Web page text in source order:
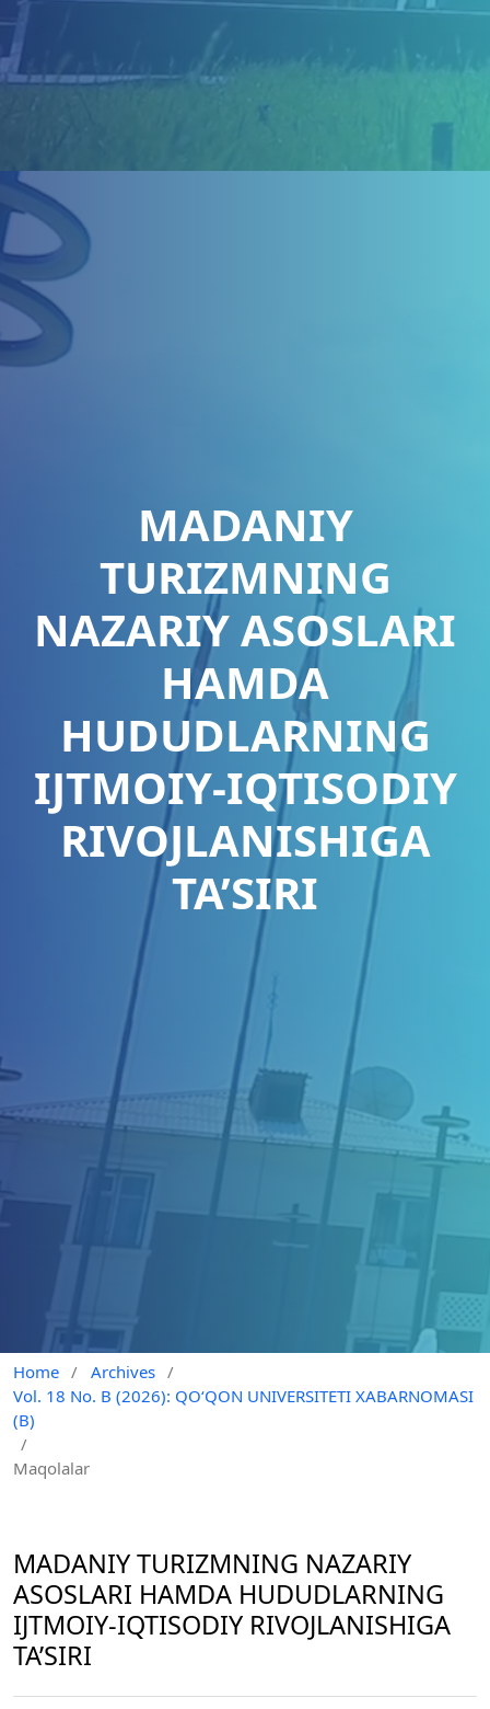
MADANIY
TURIZMNING
NAZARIY ASOSLARI
HAMDA
HUDUDLARNING
IJTMOIY-IQTISODIY
RIVOJLANISHIGA
TA’SIRI
Home / Archives /
Vol. 18 No. B (2026): QO‘QON UNIVERSITETI XABARNOMASI
(B)
/
Maqolalar
MADANIY TURIZMNING NAZARIY
ASOSLARI HAMDA HUDUDLARNING
IJTMOIY-IQTISODIY RIVOJLANISHIGA
TA’SIRI